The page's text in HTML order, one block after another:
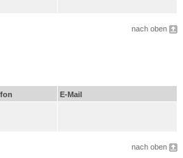
nach oben
E-Mail
nach oben